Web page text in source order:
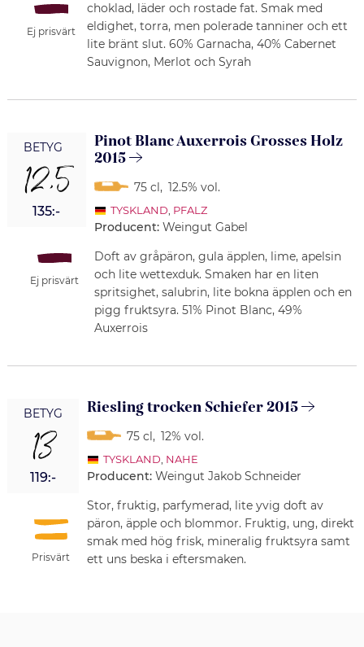
Ej prisvärt
choklad, läder och rostade fat. Smak med
eldighet, torra, men polerade tanniner och ett
lite bränt slut. 60% Garnacha, 40% Cabernet
Sauvignon, Merlot och Syrah
BETYG
12,5
135:-
Ej prisvärt
Pinot Blanc Auxerrois Grosses Holz
2015
75 cl, 12.5% vol.
TYSKLAND PFALZ
Producent: Weingut Gabel
Doft av gråpäron, gula äpplen, lime, apelsin
och lite wettexduk. Smaken har en liten
spritsighet, salubrin, lite bokna äpplen och en
pigg fruktsyra. 51% Pinot Blanc, 49%
Auxerrois
BETYG
13
119:-
Prisvärt
Riesling trocken Schiefer 2015
75 cl, 12% vol.
TYSKLAND NAHE
Producent: Weingut Jakob Schneider
Stor, fruktig, parfymerad, lite yvig doft av
päron, äpple och blommor. Fruktig, ung, direkt
smak med hög frisk, mineralig fruktsyra samt
ett uns beska i eftersmaken.